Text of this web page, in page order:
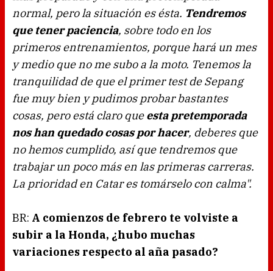
normal, pero la situación es ésta. Tendremos
que tener paciencia, sobre todo en los
primeros entrenamientos, porque hará un mes
y medio que no me subo a la moto. Tenemos la
tranquilidad de que el primer test de Sepang
fue muy bien y pudimos probar bastantes
cosas, pero está claro queesta pretemporada
nos han quedado cosas por hacer, deberes que
no hemos cumplido, así que tendremos que
trabajar un poco más en las primeras carreras.
La prioridad en Catar es tomárselo con calma".
BR: A comienzos de febrero te volviste a
subir a la Honda, ¿hubo muchas
variaciones respecto al aña pasado?